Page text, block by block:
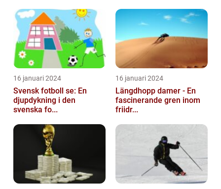
16 januari 2024
Svensk fotboll se: En
djupdykning i den
svenska fo...
16 januari 2024
Längdhopp damer - En
fascinerande gren inom
friidr...